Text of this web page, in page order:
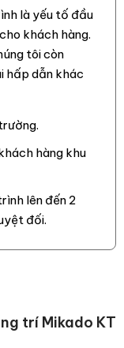
là yếu tố đầu
khách hàng.
tôi còn
hấp dẫn khác
hàng khu
lên đến 2
đối.
trí Mikado KT